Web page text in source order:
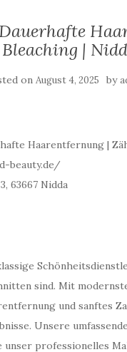
Bleaching |
on August 4, 2025 by
Haarentfernung |
beauty.de/
63667 Nidda
sind. Mit
und sanftes
Unsere
unser professionelles